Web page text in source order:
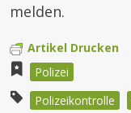
melden.
Artikel Drucken
Polizei
Polizeikontrolle